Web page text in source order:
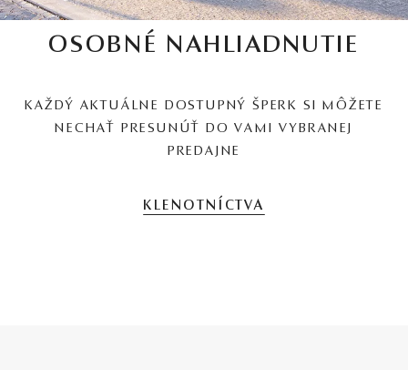
OSOBNÉ NAHLIADNUTIE
KAŽDÝ AKTUÁLNE DOSTUPNÝ ŠPERK SI MÔŽETE
NECHAŤ PRESUNÚŤ DO VAMI VYBRANEJ
PREDAJNE
KLENOTNÍCTVA